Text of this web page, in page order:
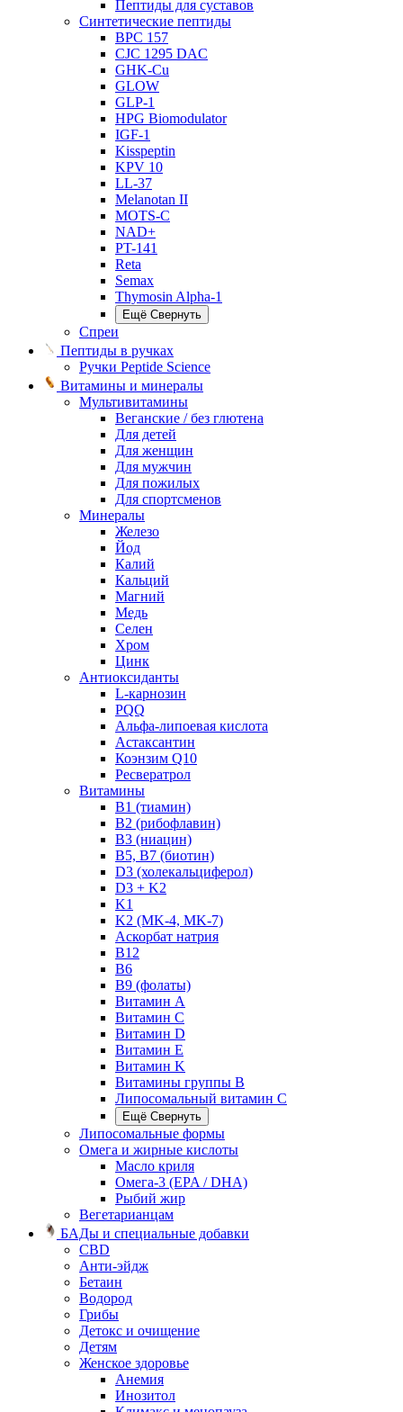
Пептиды для суставов
Синтетические пептиды
BPC 157
CJC 1295 DAC
GHK-Cu
GLOW
GLP-1
HPG Biomodulator
IGF-1
Kisspeptin
KPV 10
LL-37
Melanotan II
MOTS-C
NAD+
PT-141
Reta
Semax
Thymosin Alpha-1
Ещё Свернуть
Спреи
Пептиды в ручках
Ручки Peptide Science
Витамины и минералы
Мультивитамины
Веганские / без глютена
Для детей
Для женщин
Для мужчин
Для пожилых
Для спортсменов
Минералы
Железо
Йод
Калий
Кальций
Магний
Медь
Селен
Хром
Цинк
Антиоксиданты
L-карнозин
PQQ
Альфа-липоевая кислота
Астаксантин
Коэнзим Q10
Ресвератрол
Витамины
B1 (тиамин)
B2 (рибофлавин)
B3 (ниацин)
B5, B7 (биотин)
D3 (холекальциферол)
D3 + K2
K1
K2 (MK-4, MK-7)
Аскорбат натрия
В12
В6
В9 (фолаты)
Витамин A
Витамин C
Витамин D
Витамин E
Витамин K
Витамины группы B
Липосомальный витамин C
Ещё Свернуть
Липосомальные формы
Омега и жирные кислоты
Масло криля
Омега-3 (EPA / DHA)
Рыбий жир
Вегетарианцам
БАДы и специальные добавки
CBD
Анти-эйдж
Бетаин
Водород
Грибы
Детокс и очищение
Детям
Женское здоровье
Анемия
Инозитол